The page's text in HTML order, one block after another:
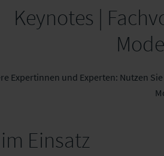
Keynotes |
Expertinnen und Experten: Nutzen
Einsatz